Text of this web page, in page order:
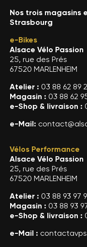
Nos trois magasins
Strasbourg
e-Bikes
Alsace Vélo Passion
25, rue des Prés
67520 MARLENHEIM
Atelier : 03 88 62 89
Magasin : 03 88 62
e-Shop & livraison :
e-Mail:
Vélos Performance
Alsace Vélo Passion
25, rue des Prés
67520 MARLENHEIM
Atelier : 03 88 93 97
Magasin : 03 88 93
e-Shop & livraison :
e-Mail :